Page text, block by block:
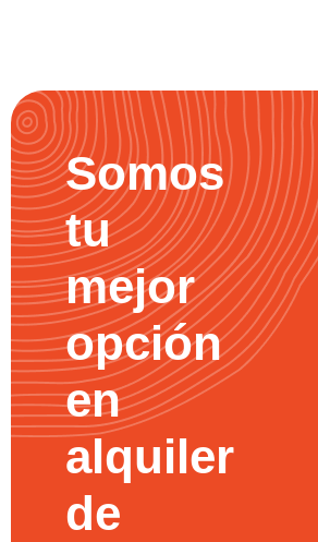
Somos
tu
mejor
opción
en
alquiler
de